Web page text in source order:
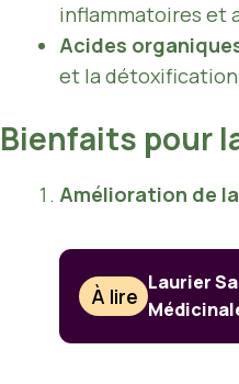
inflammatoires et
Acides
et la
Bienfaits pour
Amélioration de
À lire
Laurier